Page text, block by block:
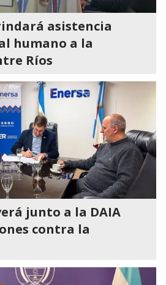
asistencia
humano a la
Ríos
junto a la DAIA
contra la